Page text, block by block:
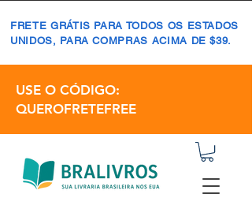
FRETE GRÁTIS PARA TODOS OS ESTADOS
UNIDOS, PARA COMPRAS ACIMA DE $39.
USE O CÓDIGO:
QUEROFRETEFREE